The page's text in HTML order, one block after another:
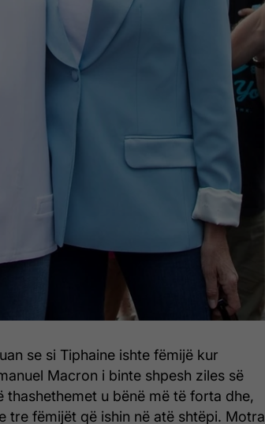
se si Tiphaine ishte fëmijë kur
Macron i binte shpesh ziles së
thashethemet u bënë më të forta dhe,
tre fëmijët që ishin në atë shtëpi. Motra